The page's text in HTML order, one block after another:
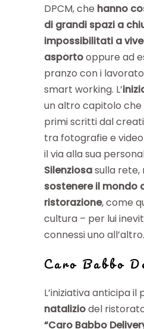
DPCM, che hanno
di grandi spazi a
impossibilitati a
asportooppure ad
pranzo con i
smart working. L’
un altro capitolo che
primi scritti dal
tra fotografie e
il via alla sua
Silenziosasulla rete,
sostenere il mondo
ristorazione, come
cultura – per lui
connessi uno all’altro.
Caro Babbo
L’iniziativa anticipa il
nataliziodel
“Caro Babbo